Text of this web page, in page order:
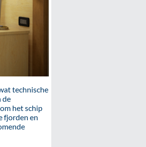
technische
de
het schip
fjorden en